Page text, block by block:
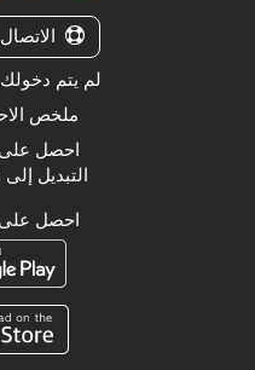
لم يتم
ملخص
احصل على
التبديل
احصل على